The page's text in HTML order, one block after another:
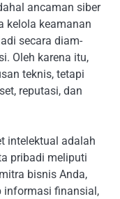
ancaman siber
kelola keamanan
secara diam-
Oleh karena itu,
teknis, tetapi
reputasi, dan
intelektual adalah
pribadi meliputi
bisnis Anda,
informasi finansial,